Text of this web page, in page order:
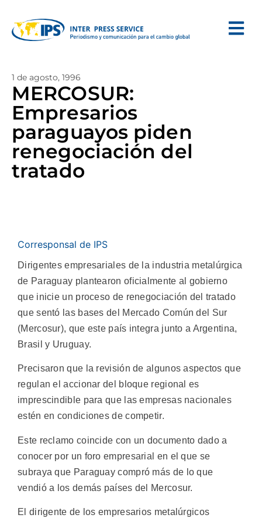
1 de agosto, 1996
MERCOSUR:
Empresarios
paraguayos piden
renegociación del
tratado
Corresponsal de IPS
Dirigentes empresariales de la industria metalúrgica
de Paraguay plantearon oficialmente al gobierno
que inicie un proceso de renegociación del tratado
que sentó las bases del Mercado Común del Sur
(Mercosur), que este país integra junto a Argentina,
Brasil y Uruguay.
Precisaron que la revisión de algunos aspectos que
regulan el accionar del bloque regional es
imprescindible para que las empresas nacionales
estén en condiciones de competir.
Este reclamo coincide con un documento dado a
conocer por un foro empresarial en el que se
subraya que Paraguay compró más de lo que
vendió a los demás países del Mercosur.
El dirigente de los empresarios metalúrgicos